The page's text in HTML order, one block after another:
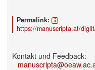
Permalink:
https://manuscripta.at/
Kontakt und Feedback: